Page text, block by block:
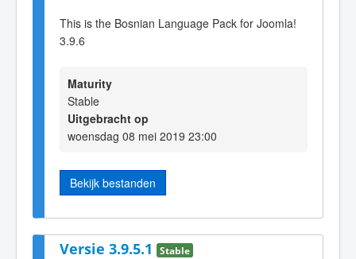
This is the Bosnian Language Pack for Joomla!
3.9.6
Maturity
Stable
Uitgebracht op
woensdag 08 mei 2019 23:00
Bekijk bestanden
Versie 3.9.5.1 Stable